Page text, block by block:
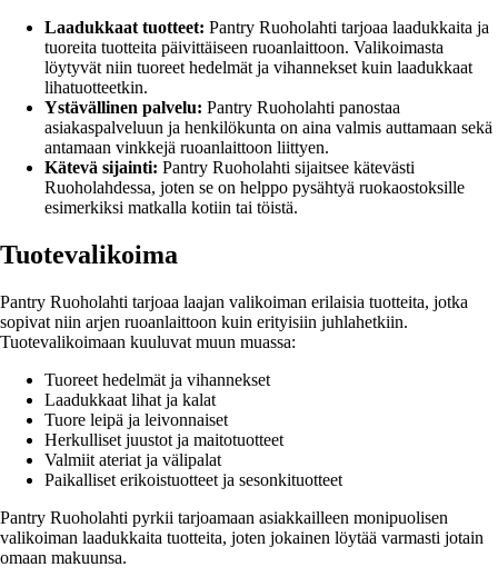
Laadukkaat tuotteet: Pantry Ruoholahti tarjoaa laadukkaita ja
tuoreita tuotteita päivittäiseen ruoanlaittoon. Valikoimasta
löytyvät niin tuoreet hedelmät ja vihannekset kuin laadukkaat
lihatuotteetkin.
Ystävällinen palvelu: Pantry Ruoholahti panostaa
asiakaspalveluun ja henkilökunta on aina valmis auttamaan sekä
antamaan vinkkejä ruoanlaittoon liittyen.
Kätevä sijainti: Pantry Ruoholahti sijaitsee kätevästi
Ruoholahdessa, joten se on helppo pysähtyä ruokaostoksille
esimerkiksi matkalla kotiin tai töistä.
Tuotevalikoima
Pantry Ruoholahti tarjoaa laajan valikoiman erilaisia tuotteita, jotka
sopivat niin arjen ruoanlaittoon kuin erityisiin juhlahetkiin.
Tuotevalikoimaan kuuluvat muun muassa:
Tuoreet hedelmät ja vihannekset
Laadukkaat lihat ja kalat
Tuore leipä ja leivonnaiset
Herkulliset juustot ja maitotuotteet
Valmiit ateriat ja välipalat
Paikalliset erikoistuotteet ja sesonkituotteet
Pantry Ruoholahti pyrkii tarjoamaan asiakkailleen monipuolisen
valikoiman laadukkaita tuotteita, joten jokainen löytää varmasti jotain
omaan makuunsa.